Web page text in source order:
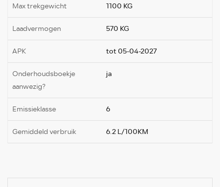
Max trekgewicht 1100 KG
Laadvermogen 570 KG
APK tot 05-04-2027
Onderhoudsboekje
aanwezig?
ja
Emissieklasse 6
Gemiddeld verbruik 6.2 L/100KM